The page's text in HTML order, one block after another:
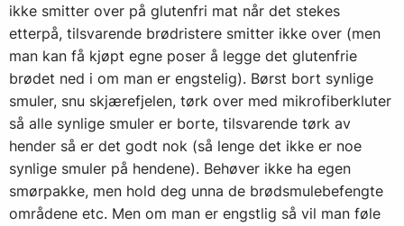
ikke smitter over på glutenfri mat når det stekes
etterpå, tilsvarende brødristere smitter ikke over (men
man kan få kjøpt egne poser å legge det glutenfrie
brødet ned i om man er engstelig). Børst bort synlige
smuler, snu skjærefjelen, tørk over med mikrofiberkluter
så alle synlige smuler er borte, tilsvarende tørk av
hender så er det godt nok (så lenge det ikke er noe
synlige smuler på hendene). Behøver ikke ha egen
smørpakke, men hold deg unna de brødsmulebefengte
områdene etc. Men om man er engstlig så vil man føle